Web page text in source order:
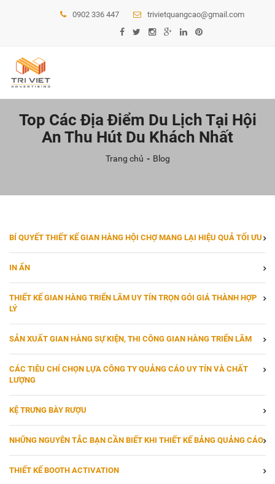
0902 336 447 trivietquangcao@gmail.com
Top Các Địa Điểm Du Lịch Tại Hội
An Thu Hút Du Khách Nhất
Trang chủ Blog
BÍ QUYẾT THIẾT KẾ GIAN HÀNG HỘI CHỢ MANG LẠI HIỆU QUẢ TỐI ƯU
IN ẤN
THIẾT KẾ GIAN HÀNG TRIỂN LÃM UY TÍN TRỌN GÓI GIÁ THÀNH HỢP
LÝ
SẢN XUẤT GIAN HÀNG SỰ KIỆN, THI CÔNG GIAN HÀNG TRIỂN LÃM
CÁC TIÊU CHÍ CHỌN LỰA CÔNG TY QUẢNG CÁO UY TÍN VÀ CHẤT
LƯỢNG
KỆ TRƯNG BÀY RƯỢU
NHỮNG NGUYÊN TẮC BẠN CẦN BIẾT KHI THIẾT KẾ BẢNG QUẢNG CÁO
THIẾT KẾ BOOTH ACTIVATION